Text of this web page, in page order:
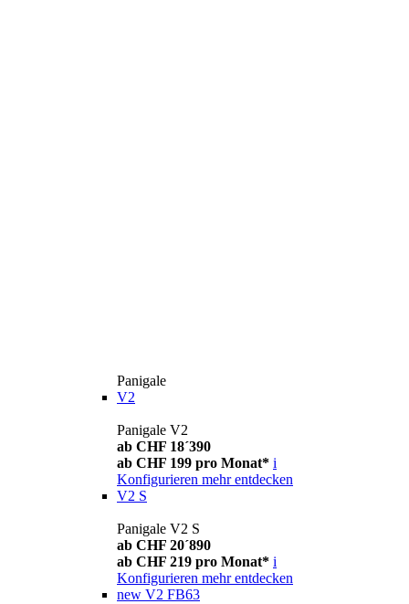
Panigale
V2
Panigale V2
ab CHF 18´390
ab CHF 199 pro Monat* i
Konfigurieren mehr entdecken
V2 S
Panigale V2 S
ab CHF 20´890
ab CHF 219 pro Monat* i
Konfigurieren mehr entdecken
new V2 FB63